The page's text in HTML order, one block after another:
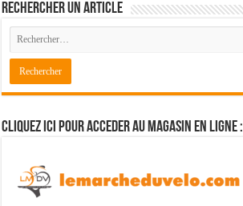
Rechercher un article
Cliquez ici pour acceder au magasin en ligne :